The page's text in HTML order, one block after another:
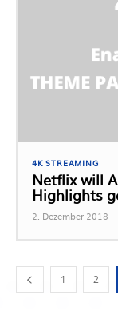
4K STREAMING
Netflix will
Highlights
2. Dezember 2018
1 2